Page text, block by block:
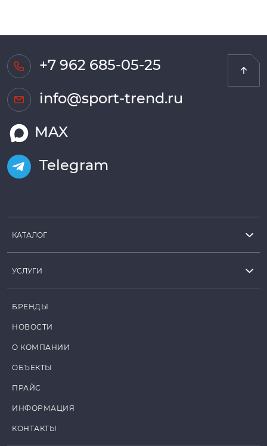
+7 962 685-05-25
info@sport-trend.ru
MAX
Telegram
КАТАЛОГ
УСЛУГИ
БРЕНДЫ
НОВОСТИ
О КОМПАНИИ
ОБЪЕКТЫ
ПРАЙС
ИНФОРМАЦИЯ
КОНТАКТЫ